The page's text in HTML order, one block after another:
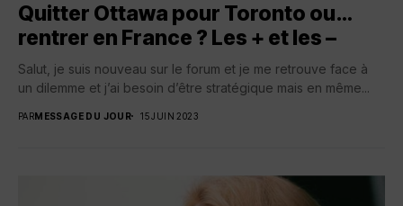
Quitter Ottawa pour Toronto ou…
rentrer en France ? Les + et les –
Salut, je suis nouveau sur le forum et je me retrouve face à
un dilemme et j’ai besoin d’être stratégique mais en même...
PARMESSAGE DU JOUR 15 JUIN 2023